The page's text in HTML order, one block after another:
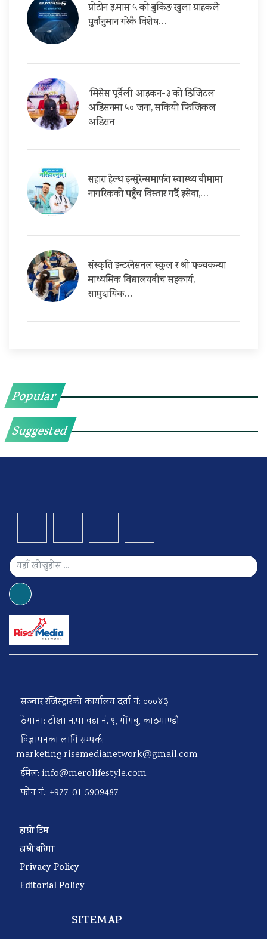
प्रोटोन इ.मास ५ को बुकिङ खुला ग्राहकले
पुर्वानुमान गरेकै विशेष…
‘मिसेस पूर्वेली आइकन-३’को डिजिटल
अडिसनमा ५० जना, सकियो फिजिकल
अडिसन
सहारा हेल्थ इन्सुरेन्समार्फत स्वास्थ्य बीमामा
नागरिकको पहुँच विस्तार गर्दै इसेवा,…
संस्कृति इन्टरनेसनल स्कुल र श्री पञ्चकन्या
माध्यमिक विद्यालयबीच सहकार्य,
सामुदायिक…
Popular
Suggested
सञ्चार रजिस्ट्रारको कार्यालय दर्ता नं: ०००४३
ठेगाना: टोखा न.पा वडा नं. ९, गोंगबु, काठमाण्डौ
विज्ञापनका लागि सम्पर्क:
marketing.risemedianetwork@gmail.com
ईमेल: info@merolifestyle.com
फोन नं.: +977-01-5909487
हाम्रो टिम
हाम्रो बारेमा
Privacy Policy
Editorial Policy
SITEMAP